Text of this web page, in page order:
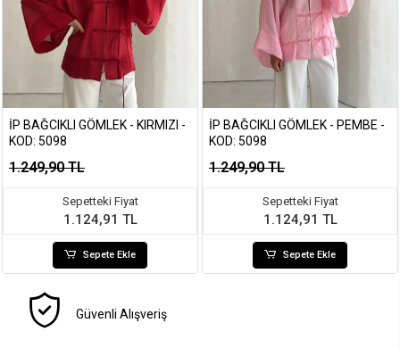
İP BAĞCIKLI GÖMLEK - KIRMIZI -
KOD: 5098
1.249,90 TL
Sepetteki Fiyat
1.124,91 TL
Sepete Ekle
İP BAĞCIKLI GÖMLEK - PEMBE -
KOD: 5098
1.249,90 TL
Sepetteki Fiyat
1.124,91 TL
Sepete Ekle
Güvenli Alışveriş